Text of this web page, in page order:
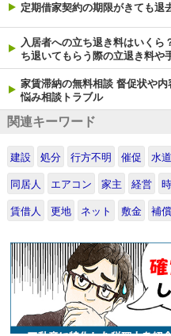
定期借家契約の期限がきても退
入居者への立ち退き料はいくら
ち退いてもらう際の立退き料や
家賃滞納の無料相談 督促状や
悩み相談トラブル
関連キーワード
建設 処分 行方不明 催促 水道
同居人 エアコン 家主 経営
賃借人 更地 ネット 敷金 補償